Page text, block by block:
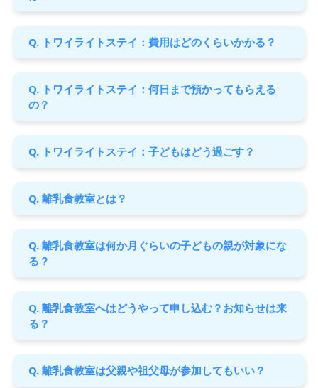
Q. トワイライトステイ：費用はどのくらいかかる？
Q. トワイライトステイ：何日まで預かってもらえる
の？
Q. トワイライトステイ：子どもはどう過ごす？
Q. 離乳食教室とは？
Q. 離乳食教室は何か月ぐらいの子どもの親が対象にな
る？
Q. 離乳食教室へはどうやって申し込む？お知らせは来
る？
Q. 離乳食教室は父親や祖父母が参加してもいい？